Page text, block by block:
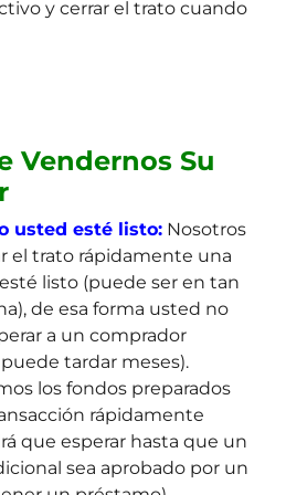
y cerrar el trato cuando
Vendernos Su
usted esté listo: Nosotros
el trato rápidamente una
listo (puede ser en tan
de esa forma usted no
a un comprador
tardar meses).
los fondos preparados
rápidamente
que esperar hasta que un
sea aprobado por un